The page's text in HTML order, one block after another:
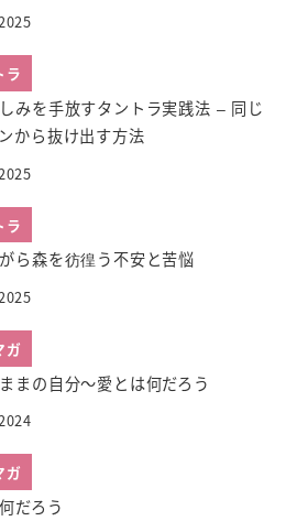
ラ
みを手放すタントラ実践法 – 同じ
から抜け出す方法
ラ
ら森を彷徨う不安と苦悩
ガ
まの自分～愛とは何だろう
ガ
だろう